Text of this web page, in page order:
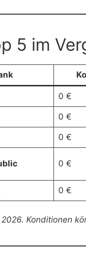
5 im
0 €
0 €
0 €
0 €
0 €
Konditionen